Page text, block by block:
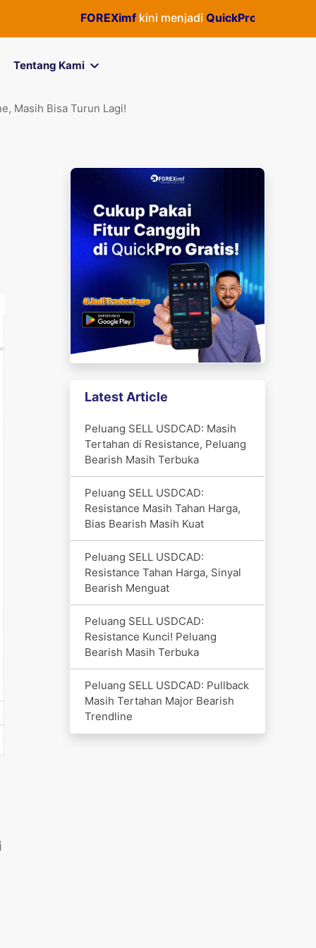
FOREXimfkini menjadiQuickPro— Semua
Tentang Kami
Masih Bisa Turun Lagi!
Latest Article
Peluang SELL USDCAD: Masih
Tertahan di Resistance, Peluang
Bearish Masih Terbuka
Peluang SELL USDCAD:
Resistance Masih Tahan Harga,
Bias Bearish Masih Kuat
Peluang SELL USDCAD:
Resistance Tahan Harga, Sinyal
Bearish Menguat
Peluang SELL USDCAD:
Resistance Kunci! Peluang
Bearish Masih Terbuka
Peluang SELL USDCAD: Pullback
Masih Tertahan Major Bearish
Trendline